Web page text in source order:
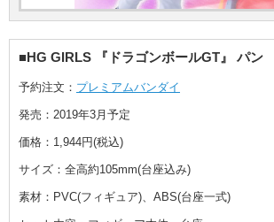
■HG GIRLS 『ドラゴンボールGT』 パン
予約注文： プレミアムバンダイ
発売：2019年3月予定
価格：1,944円(税込)
サイズ：全高約105mm(台座込み)
素材：PVC(フィギュア)、ABS(台座一式)